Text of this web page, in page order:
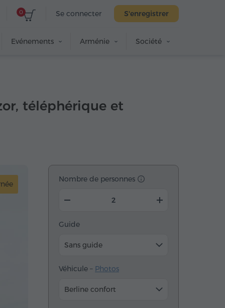
Se connecter S'enregistrer
0
Evénements Arménie Société
téléphérique et
Nombre de personnes
Guide
Sans guide
Véhicule – Photos
Berline confort